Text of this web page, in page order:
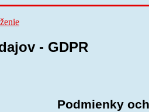
- GDPR
Podmienky